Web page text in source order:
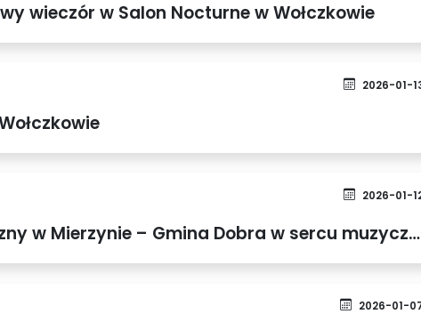
wieczór w Salon Nocturne w Wołczkowie
2026-01-
2026-01-
Koncert Noworoczny w Mierzynie – Gmina Dobra w sercu muzycznych emocji
2026-01-